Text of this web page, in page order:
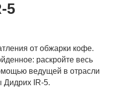
5
от обжарки кофе.
раскройте весь
ведущей в отрасли
IR-5.